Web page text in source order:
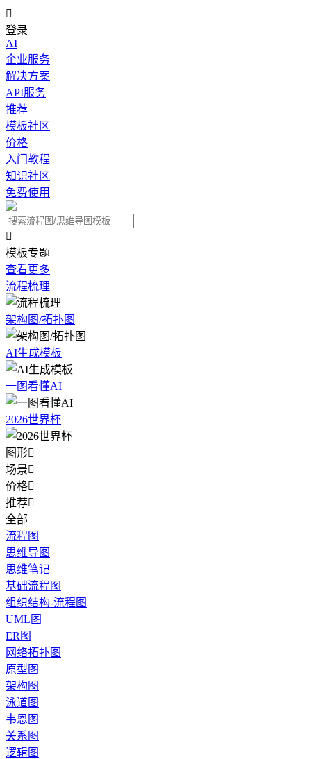

登录
AI
企业服务
解决方案
API服务
推荐
模板社区
价格
入门教程
知识社区
免费使用

模板专题
查看更多
流程梳理
架构图/拓扑图
AI生成模板
一图看懂AI
2026世界杯
图形
场景
价格
推荐
全部
流程图
思维导图
思维笔记
基础流程图
组织结构-流程图
UML图
ER图
网络拓扑图
原型图
架构图
泳道图
韦恩图
关系图
逻辑图